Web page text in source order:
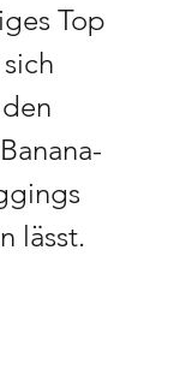
Top
lässt.